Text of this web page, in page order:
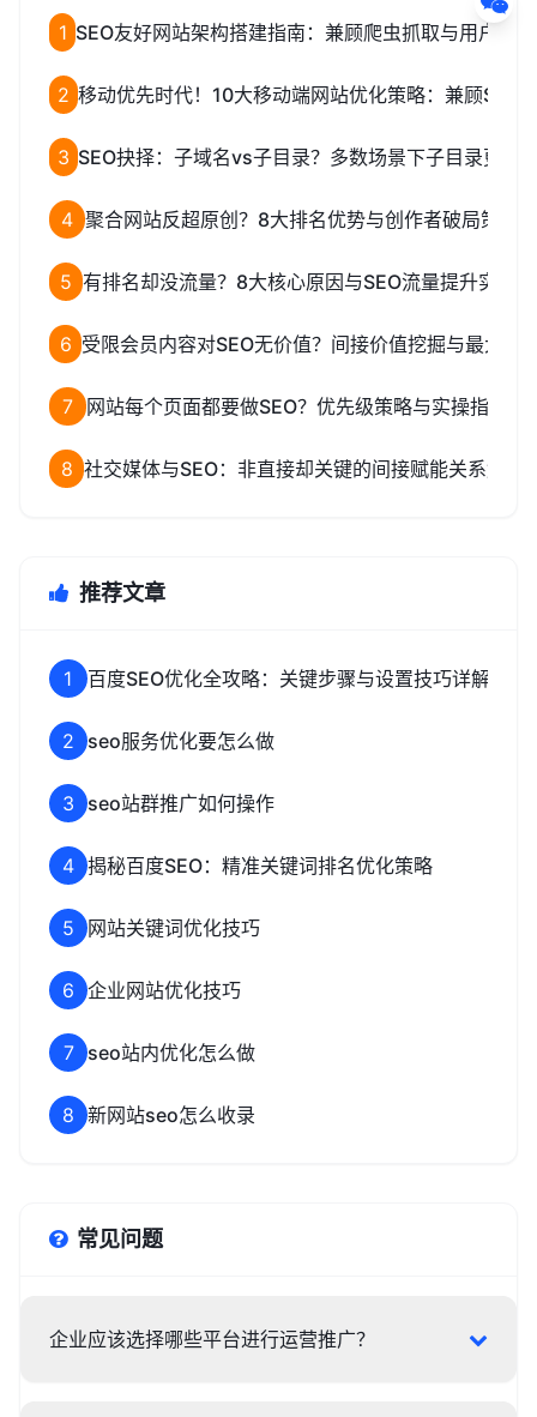
1 SEO友好网站架构搭建指南：兼顾爬虫抓取与用户体
2 移动优先时代！10大移动端网站优化策略：兼顾SEO
3 SEO抉择：子域名vs子目录？多数场景下子目录更优
4 聚合网站反超原创？8大排名优势与创作者破局策略
5 有排名却没流量？8大核心原因与SEO流量提升实操
6 受限会员内容对SEO无价值？间接价值挖掘与最大化
7 网站每个页面都要做SEO？优先级策略与实操指南
8 社交媒体与SEO：非直接却关键的间接赋能关系解析
推荐文章
1 百度SEO优化全攻略：关键步骤与设置技巧详解
2 seo服务优化要怎么做
3 seo站群推广如何操作
4 揭秘百度SEO：精准关键词排名优化策略
5 网站关键词优化技巧
6 企业网站优化技巧
7 seo站内优化怎么做
8 新网站seo怎么收录
常见问题
企业应该选择哪些平台进行运营推广？